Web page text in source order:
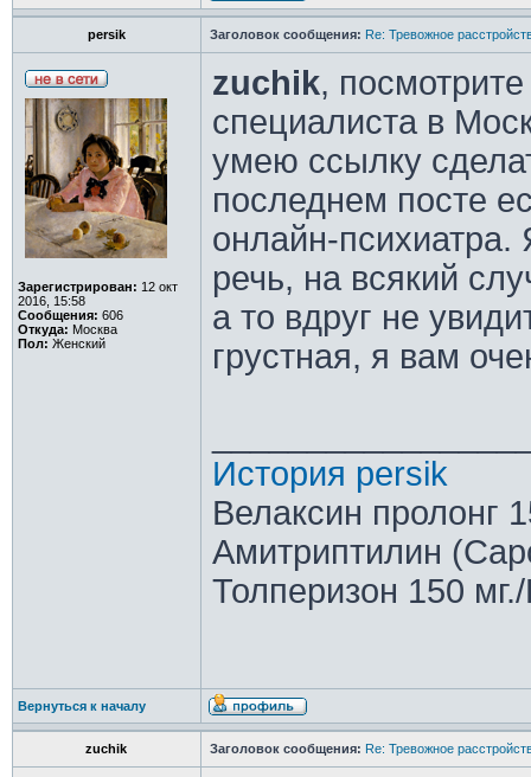
persik Заголовок сообщения: Re: Тревожное
Зарегистрирован: 12 окт
2016, 15:58
Сообщения: 606
Откуда: Москва
Пол: Женский
zuchik,
специалиста в
умею ссылку
последнем посте
онлайн-
речь, на всякий
а то вдруг не
грустная, я вам
История persik
Велаксин пролонг
Амитриптилин
Толперизон 150
Вернуться к началу
zuchik Заголовок сообщения: Re: Тревожное